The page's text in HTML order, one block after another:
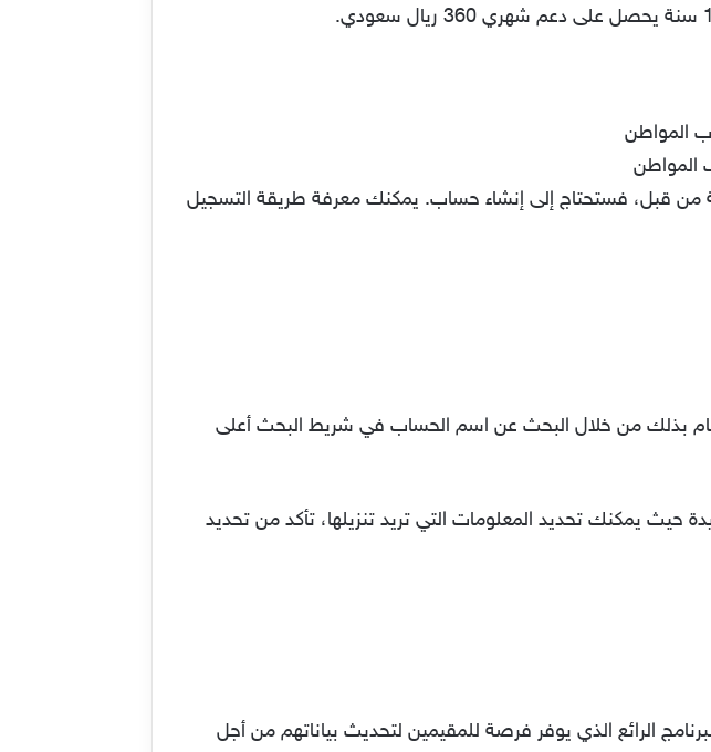
المواطن
من قبل، فستحتاج إلى إنشاء حساب. يمكنك معرفة طريقة التسجيل
بذلك من خلال البحث عن اسم الحساب في شريط البحث أعلى
حيث يمكنك تحديد المعلومات التي تريد تنزيلها، تأكد من تحديد
الرائع الذي يوفر فرصة للمقيمين لتحديث بياناتهم من أجل